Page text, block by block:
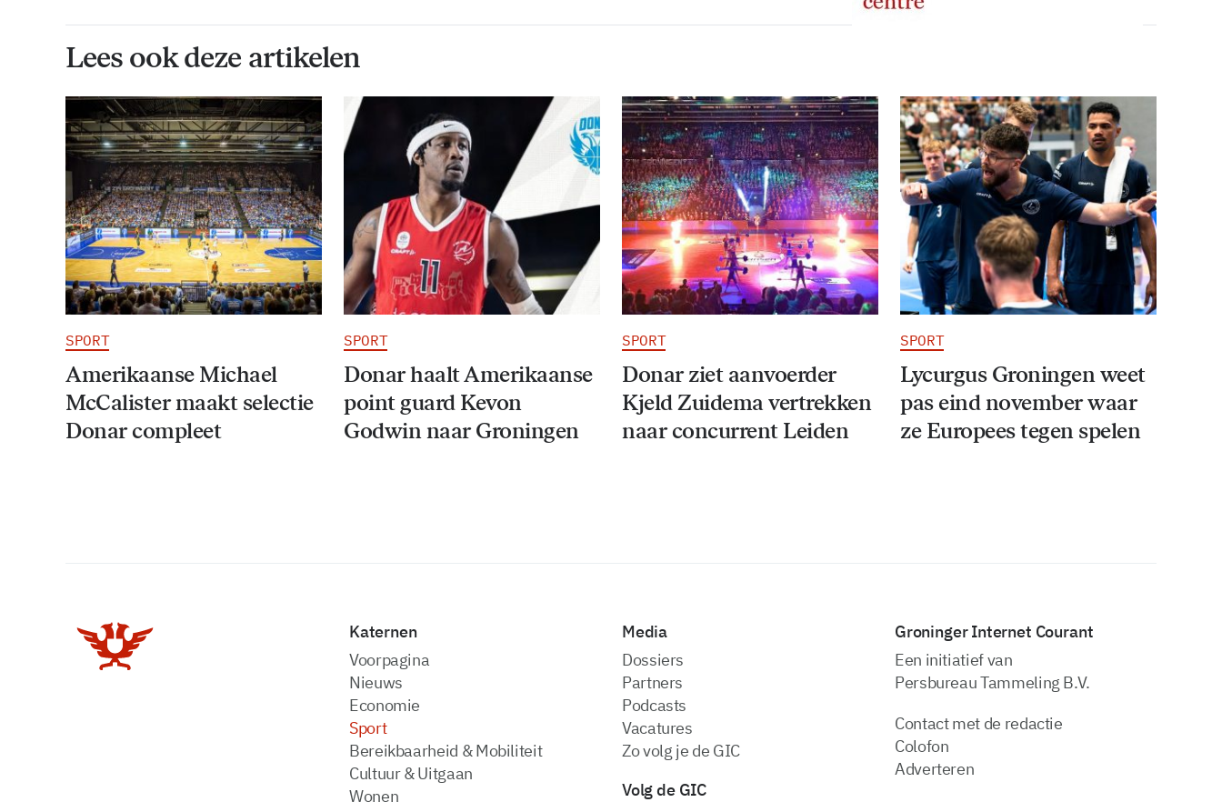
Lees ook deze artikelen
SPORT
Amerikaanse Michael
McCalister maakt selectie
Donar compleet
SPORT
Donar haalt Amerikaanse
point guard Kevon
Godwin naar Groningen
SPORT
Donar ziet aanvoerder
Kjeld Zuidema vertrekken
naar concurrent Leiden
SPORT
Lycurgus Groningen weet
pas eind november waar
ze Europees tegen spelen
Katernen
Voorpagina
Nieuws
Economie
Sport
Bereikbaarheid & Mobiliteit
Cultuur & Uitgaan
Wonen
Media
dossiers
partners
podcasts
vacatures
zo volg je de GIC
Volg de GIC
Groninger Internet Courant
Een initiatief van
Persbureau Tammeling B.V.
Contact met de redactie
Colofon
Adverteren